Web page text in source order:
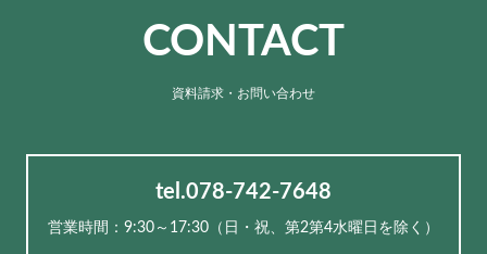
CONTACT
資料請求・お問い合わせ
tel.078-742-7648
営業時間：9:30～17:30（⽇・祝、第2第4水曜日を除く）